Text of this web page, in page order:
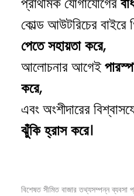
কোল্ড আউটরিচের বাইরে
পেতেসহায়তা করে,
আলোচনার আগেই
করে,
এবং অংশীদারের
ঝুঁকিহ্রাসকরে।
বিশেষত সীমিত বাজার তথ্যসম্পন্ন ব্যবসা